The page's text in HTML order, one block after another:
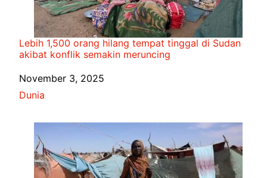
Lebih 1,500 orang hilang tempat tinggal di Sudan
akibat konflik semakin meruncing
Date
November 3, 2025
In relation to
Dunia